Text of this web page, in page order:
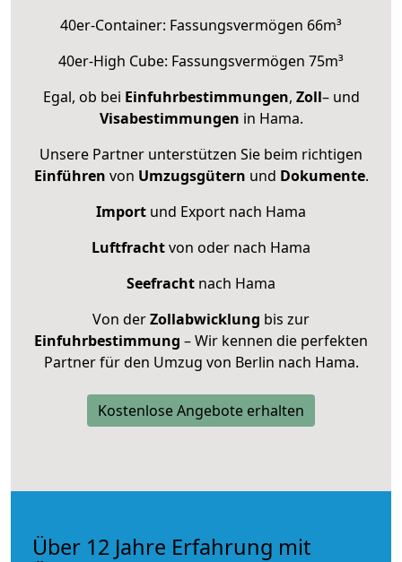
40er-Container: Fassungsvermögen 66m³
40er-High Cube: Fassungsvermögen 75m³
Egal, ob bei Einfuhrbestimmungen, Zoll– und
Visabestimmungen in Hama.
Unsere Partner unterstützen Sie beim richtigen
Einführen von Umzugsgütern und Dokumente.
Import und Export nach Hama
Luftfrachtvon oder nach Hama
Seefracht nach Hama
Von derZollabwicklung bis zur
Einfuhrbestimmung – Wir kennen die perfekten
Partner für den Umzug von Berlin nach Hama.
Kostenlose Angebote erhalten
Über 12 Jahre Erfahrung mit